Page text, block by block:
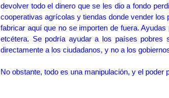
devolver todo el dinero que se les dio a fondo
cooperativas agrícolas y tiendas donde vender
fabricar aquí que no se importen de fuera.
etcétera. Se podría ayudar a los países pobres
directamente a los ciudadanos, y no a los
No obstante, todo es una manipulación, y el